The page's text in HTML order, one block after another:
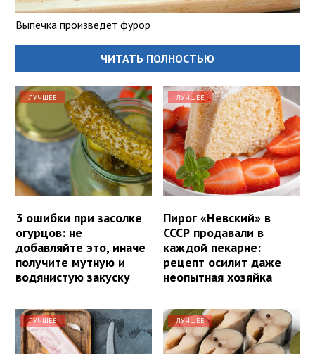
Выпечка произведет фурор
ЧИТАТЬ ПОЛНОСТЬЮ
ЛУЧШЕЕ
3 ошибки при засолке
огурцов: не
добавляйте это, иначе
получите мутную и
водянистую закуску
ЛУЧШЕЕ
Пирог «Невский» в
СССР продавали в
каждой пекарне:
рецепт осилит даже
неопытная хозяйка
ЛУЧШЕЕ ЛУЧШЕЕ